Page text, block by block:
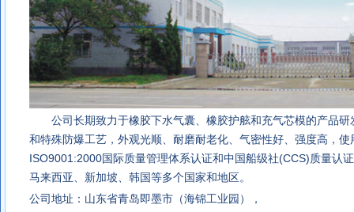
公司长期致力于橡胶下水气囊 、橡胶护舷和充气芯模的产品
和特殊防爆工艺，外观光顺、耐磨耐老化、气密性好、强度高，
ISO9001:2000国际质量管理体系认证和中国船级社(CCS)质量认
马来西亚、 新加坡、韩国等多个国家和地区。
公司地址：山东省青岛即墨市（海锦工业园），